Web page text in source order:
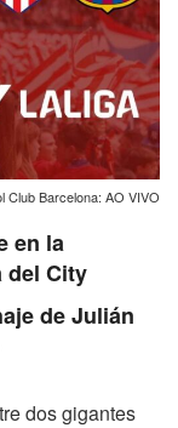
Club Barcelona: AO VIVO
en la
del City
de Julián
dos gigantes